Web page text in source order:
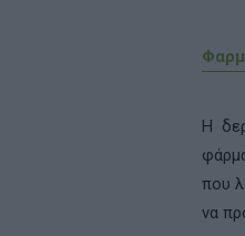
Η
που
να